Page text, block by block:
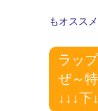
もオススメ
ラッ
ぜ～
↓↓↓下